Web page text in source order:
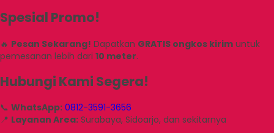
Spesial Promo!
🔥 Pesan Sekarang! Dapatkan GRATIS ongkos kirim untuk
pemesanan lebih dari 10 meter.
Hubungi Kami Segera!
📞 WhatsApp: 0812-3591-3656
📍 Layanan Area: Surabaya, Sidoarjo, dan sekitarnya